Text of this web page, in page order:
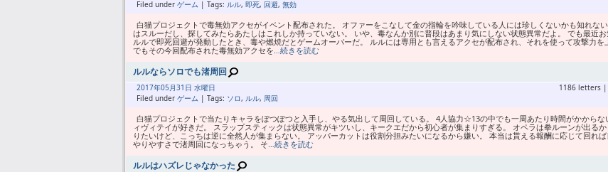
Filed under ゲーム | Tags: ルル, 即死, 回避, 無効
白猫プロジェクトで毒無効アクセがイベント配布された。 オファーをこなして金の指輪を吟味している人には珍しくないかも知れな
はスルーだし、探してみたらあたしはこれしか持っていない。 いや、毒なんか別に普段はあまり気にしない状態異常だよ。 でも最近
ルルで即死回避が発動したとき、毒や燃焼だとゲームオーバーだ。 ルルには専用とも言えるアクセが配布され、それを使って攻撃力を
でもその今回配布された毒無効アクセを…続きを読む
ルルならソロでも渚周回
2017年05月31日 水曜日
Filed under ゲーム | Tags: ソロ, ルル, 周回
1186 letters |
白猫プロジェクトで当たりキャラをぽつぽつと入手し、やる気出して周回している。 4人協力☆13の中でも一周あたり時間がかからな
ィヴィテイが好きだ。 スラップスティックは状態異常がキツいし、キークエだから初心者が集まりすぎる。 オペラは拳ルーンが出る
りたいけど、こっちは逆に全然人が集まらない。 アッパーカットは役割分担みたいになるから嫌い。 本当は貰える報酬に応じて回れば
やりやすさで渚周回になっちゃう。 そ…続きを読む
ルルはハズレじゃなかった